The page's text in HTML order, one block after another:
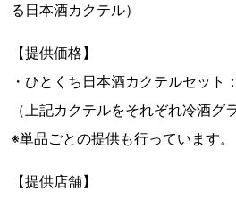
る日本酒カクテル）
【提供価格】
・ひとくち日本酒カクテルセット
（上記カクテルをそれぞれ冷酒グ
※単品ごとの提供も行っています。
【提供店舗】